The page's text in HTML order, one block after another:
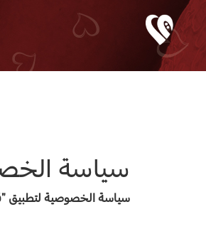
سياسة
سياسة الخصوصية لتطبيق